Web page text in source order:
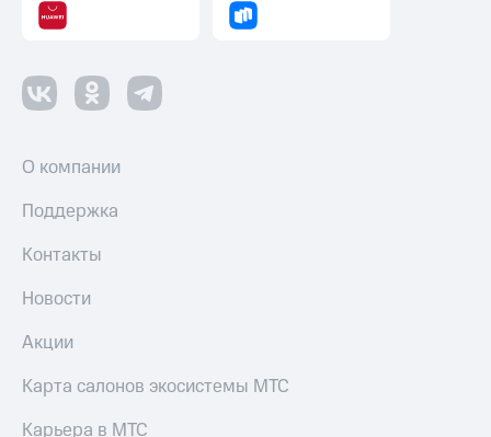
О компании
Поддержка
Контакты
Новости
Акции
Карта салонов экосистемы МТС
Карьера в МТС